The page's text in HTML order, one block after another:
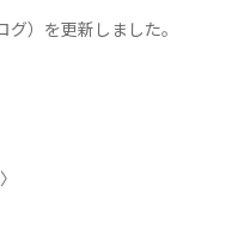
）を更新しました。